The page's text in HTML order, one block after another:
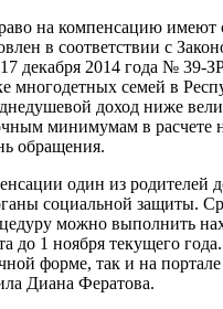
на компенсацию имеют
в соответствии с
декабря 2014 года № 39-
многодетных семей в
доход ниже
минимумам в расчете
обращения.
один из родителей
социальной защиты.
можно выполнить
до 1 ноября текущего
форме, так и на портале
Диана Фератова.